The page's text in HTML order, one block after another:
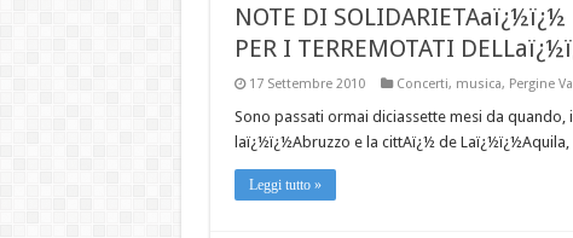
NOTE DI SOLIDARIETAaï¿½ï¿½
PER I TERREMOTATI
17 Settembre 2010 Concerti, musica, Pergine
Sono passati ormai diciassette mesi da
laï¿½ï¿½Abruzzo e la cittAï¿½ de
Leggi tutto »